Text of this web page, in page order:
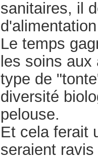
sanitaires, il
Le temps
les soins
type de
diversité
pelouse.
Et cela ferait
seraient